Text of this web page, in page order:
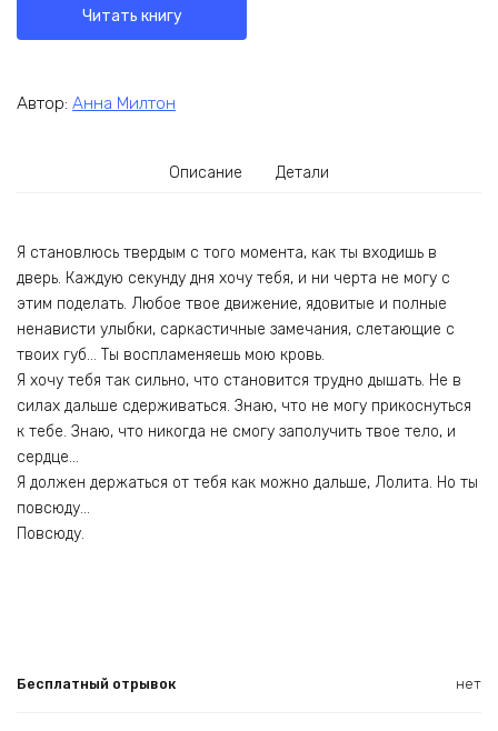
Читать книгу
Автор: Анна Милтон
Описание Детали
Я становлюсь твердым с того момента, как ты входишь в
дверь. Каждую секунду дня хочу тебя, и ни черта не могу с
этим поделать. Любое твое движение, ядовитые и полные
ненависти улыбки, саркастичные замечания, слетающие с
твоих губ… Ты воспламеняешь мою кровь.
Я хочу тебя так сильно, что становится трудно дышать. Не в
силах дальше сдерживаться. Знаю, что не могу прикоснуться
к тебе. Знаю, что никогда не смогу заполучить твое тело, и
сердце…
Я должен держаться от тебя как можно дальше, Лолита. Но ты
повсюду…
Повсюду.
Бесплатный отрывок нет